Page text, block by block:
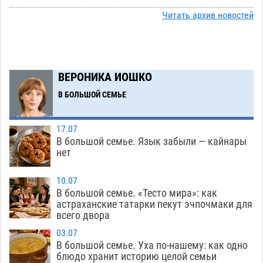
08.08 521
08.08 340
10:51
Фаворитская ноша: астраханские
гандболисты крупно проиграли пермякам
09:00
Лидеры чеченской диаспоры в Астрахани
осудили выходку молодого лихача с улицы
Никольской
18:00
Завтра астраханцы проведут день в режиме
экстремальной температурной нагрузки
17:09
Астраханский котлован с мусором угрожает
Читать архив новостей
ВЕРОНИКА ИОШКО
В БОЛЬШОЙ СЕМЬЕ
17.07
В большой семье. Язык забыли — кайнары
нет
10.07
В большой семье. «Тесто мира»: как
астраханские татарки пекут эчпочмаки для
всего двора
03.07
В большой семье. Уха по-нашему: как одно
блюдо хранит историю целой семьи